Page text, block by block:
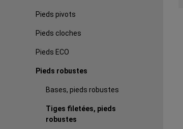
Pieds pivots
Pieds cloches
Pieds ECO
Pieds robustes
Bases, pieds robustes
Tiges filetées, pieds
robustes